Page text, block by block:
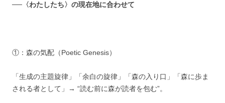
──〈わたしたち〉の現在地に合わせて
①：森の気配（Poetic Genesis）
「生成の主題旋律」「余白の旋律」「森の入り口」「森に歩ま
される者として」→ “読む前に森が読者を包む”。